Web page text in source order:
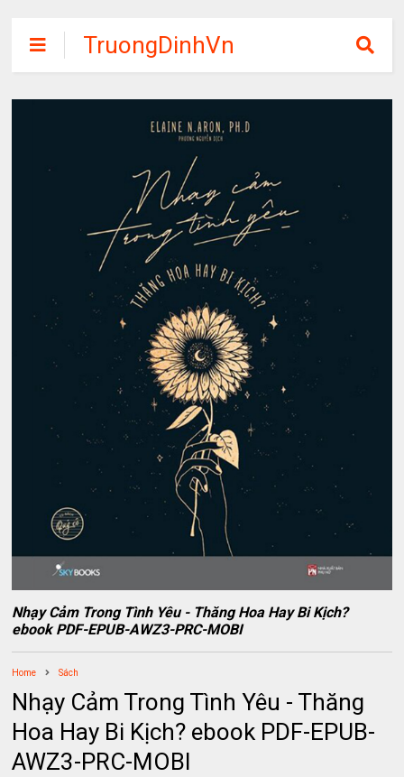
TruongDinhVn
Chia sẽ ebook,
các khóa học,
phần mềm học
tập miễn phí
Nhạy Cảm Trong Tình Yêu - Thăng Hoa Hay Bi Kịch?
ebook PDF-EPUB-AWZ3-PRC-MOBI
Home Sách
Nhạy Cảm Trong Tình Yêu - Thăng
Hoa Hay Bi Kịch? ebook PDF-EPUB-
AWZ3-PRC-MOBI